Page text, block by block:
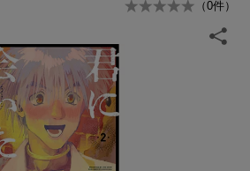
（0件）